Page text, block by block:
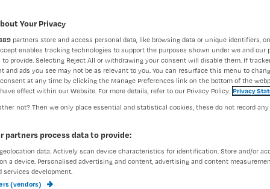
Auteur:Nienke Berends29 juni 2017
Een eerste dag bij een nieuwe baan is
collega’s nog niet en weet niets van de
Your Privacy
partners store and access personal data, like browsing data or unique identifiers,
enables tracking technologies to support the purposes shown under we and our
to provide. Selecting Reject All or withdrawing your consent will disable them. If
and ads you see may not be as relevant to you. You can resurface this menu to
at any time by clicking the Manage Preferences link on the bottom of the
effect within our Website. For more details, refer to our Privacy Policy. Privacy
not? Then we only place essential and statistical cookies, these do not record
partners process data to provide:
data. Actively scan device characteristics for identification. Store and/or
a device. Personalised advertising and content, advertising and content
services development.
(vendors)